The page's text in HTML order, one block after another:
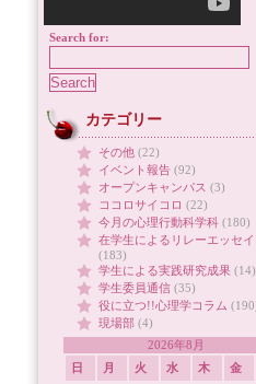
Search for:
カテゴリー
その他 (22)
イベント報告 (92)
オープンキャンパス (3)
ココロサイコロ (22)
今月の心理行動科学科 (180)
在学生によるリレーエッセイ
(183)
学生による実践研究成果 (14)
学生委員通信 (35)
役に立つ!!心理学コラム
現場部 (4)
2026年8月
日
月 火 水 木 金